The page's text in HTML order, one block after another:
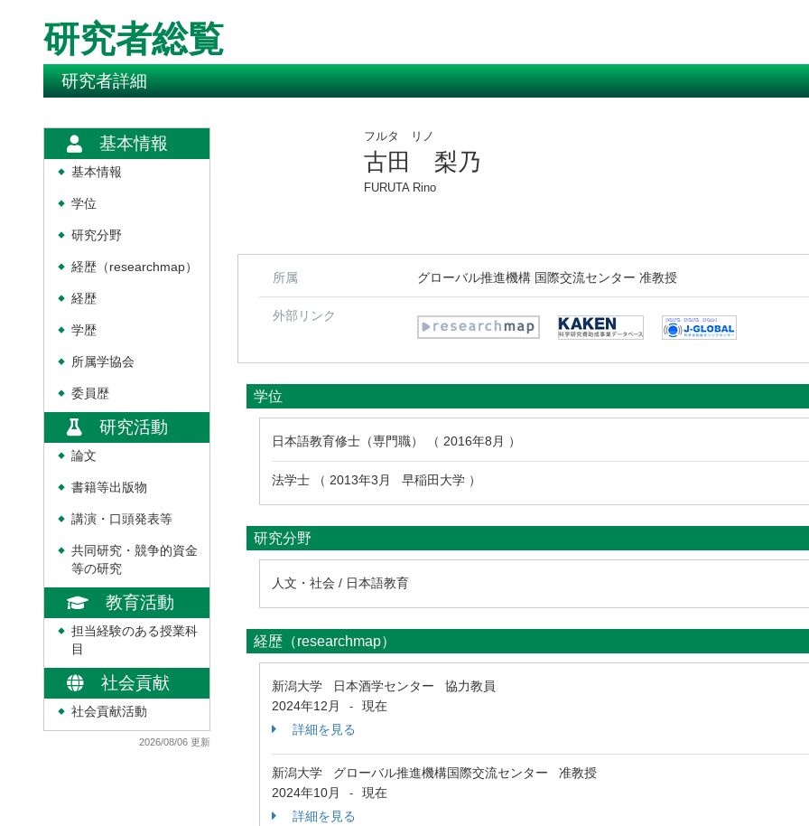
研究者総覧
研究者詳細
基本情報
◆ 基本情報
◆ 学位
◆ 研究分野
◆ 経歴（researchmap）
◆ 経歴
◆ 学歴
◆ 所属学協会
◆ 委員歴
研究活動
◆ 論文
◆ 書籍等出版物
◆ 講演・口頭発表等
◆
共同研究・競争的資金
等の研究
教育活動
◆
担当経験のある授業科
目
社会貢献
◆ 社会貢献活動
2026/08/06 更新
フルタ リノ
古田 梨乃
FURUTA Rino
所属 グローバル推進機構 国際交流センター 准教授
外部リンク
学位
日本語教育修士（専門職） （ 2016年8月 ）
法学士 （ 2013年3月 早稲田大学 ）
研究分野
人文・社会 / 日本語教育
経歴（researchmap）
新潟大学 日本酒学センター 協力教員
2024年12月
-
現在
詳細を見る
新潟大学 グローバル推進機構国際交流センター 准教授
2024年10月
-
現在
詳細を見る